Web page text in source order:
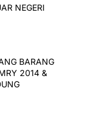
NEGERI
BARANG
2014 &